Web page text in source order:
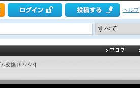
ヘルプ
交換 [97パパ]